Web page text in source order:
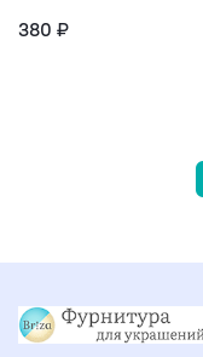
380 ₽